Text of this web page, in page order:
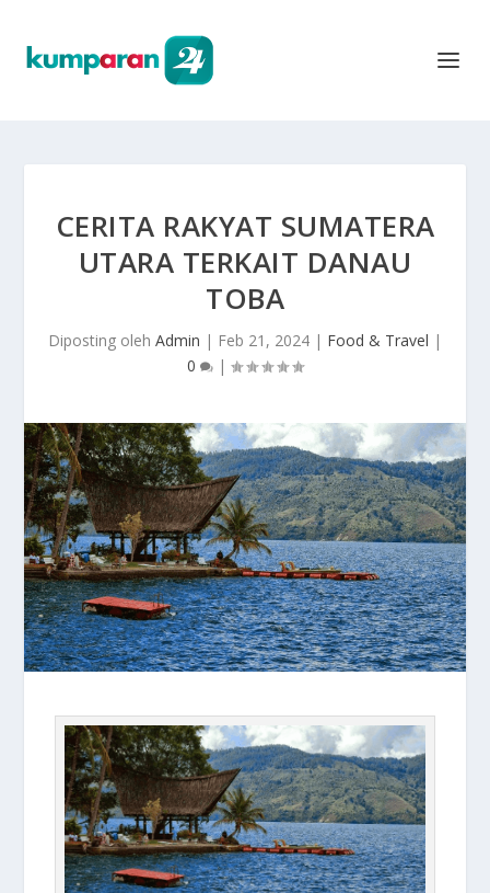
CERITA RAKYAT SUMATERA
UTARA TERKAIT DANAU
TOBA
Diposting oleh Admin | Feb 21, 2024 | Food & Travel |
0
|